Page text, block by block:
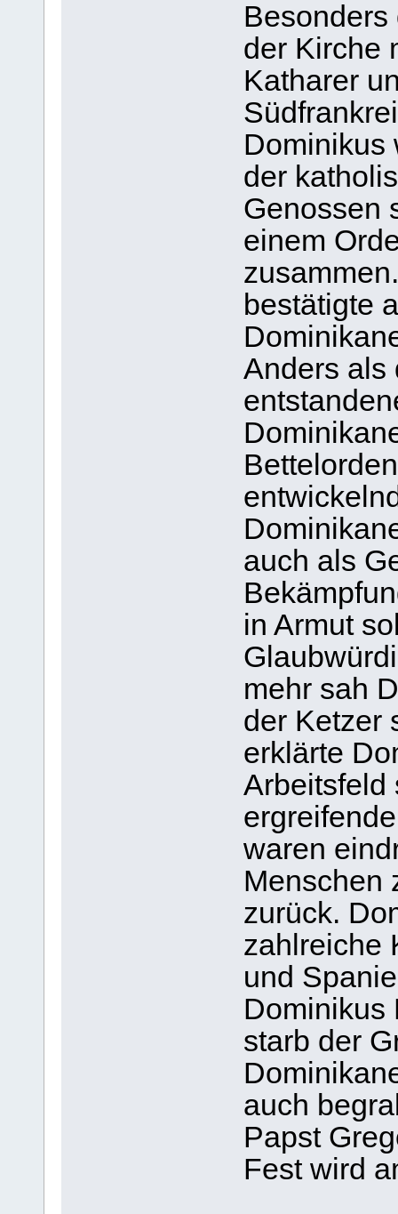
der Kirche
Katharer
Dominikus
der
Genossen
einem
bestätigte
Anders als
auch als
in Armut
mehr sah
der Ketzer
erklärte
Arbeitsfeld
waren
Menschen
zurück.
zahlreiche
und
Dominikus
starb der
auch
Papst
Fest wird